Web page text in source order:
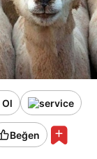
Beğen